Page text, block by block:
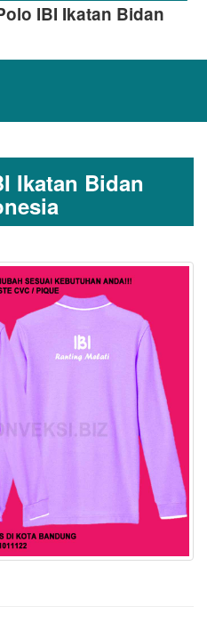
IBI Ikatan Bidan
Ikatan Bidan